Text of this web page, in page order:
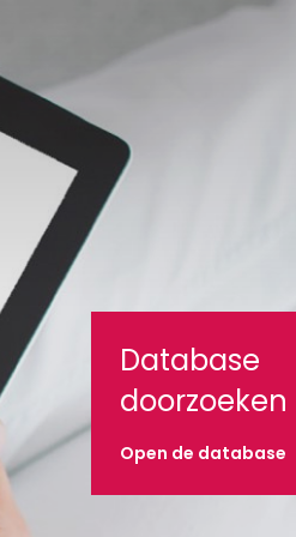
Database
doorzoeken
Open de database